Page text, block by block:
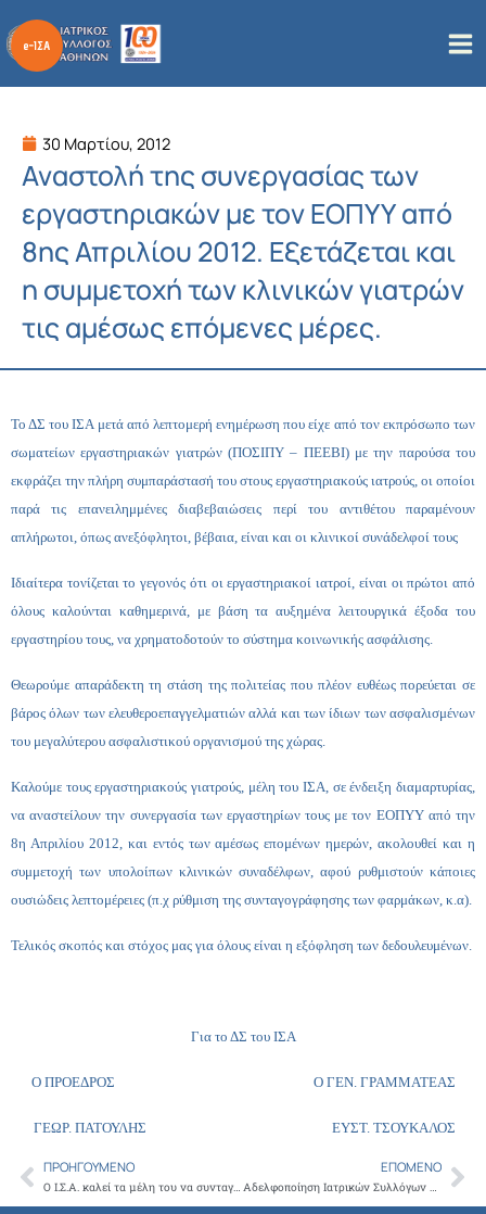
στο
περιεχόμενο
30 Μαρτίου, 2012
Αναστολή της συνεργασίας των
εργαστηριακών με τον ΕΟΠΥΥ από
8ης Απριλίου 2012. Εξετάζεται και
η συμμετοχή των κλινικών γιατρών
τις αμέσως επόμενες μέρες.
Το ΔΣ του ΙΣΑ μετά από λεπτομερή ενημέρωση που είχε από τον εκπρόσωπο των
σωματείων εργαστηριακών γιατρών (ΠΟΣΙΠΥ – ΠΕΕΒΙ) με την παρούσατου
εκφράζει την πλήρη συμπαράστασή του στους εργαστηριακούς ιατρούς, οι οποίοι
παρά τις επανειλημμένες διαβεβαιώσεις περί του αντιθέτου παραμένουν
απλήρωτοι, όπως ανεξόφλητοι, βέβαια, είναι και οι κλινικοί συνάδελφοί τους
Ιδιαίτερα τονίζεται το γεγονός ότι οι εργαστηριακοί ιατροί, είναι οι πρώτοι από
όλους καλούνται καθημερινά, με βάση τα αυξημένα λειτουργικά έξοδα του
εργαστηρίου τους, να χρηματοδοτούν το σύστημα κοινωνικής ασφάλισης.
Θεωρούμε απαράδεκτη τη στάση της πολιτείας που πλέον ευθέως πορεύεται σε
βάρος όλων των ελευθεροεπαγγελματιών αλλά και των ίδιων των ασφαλισμένων
του μεγαλύτερου ασφαλιστικού οργανισμού της χώρας.
Καλούμε τους εργαστηριακούς γιατρούς, μέλη του ΙΣΑ, σε ένδειξη διαμαρτυρίας,
να αναστείλουν την συνεργασία των εργαστηρίων τους με τον ΕΟΠΥΥαπό την
8η Απριλίου 2012, και εντός των αμέσως επομένων ημερών, ακολουθεί και η
συμμετοχή των υπολοίπων κλινικών συναδέλφων, αφού ρυθμιστούν κάποιες
ουσιώδεις λεπτομέρειες (π.χ ρύθμιση της συνταγογράφησης των φαρμάκων, κ.α).
Τελικός σκοπός και στόχος μας για όλους είναι η εξόφληση των δεδουλευμένων.
Για το ΔΣ του ΙΣΑ
Ο ΠΡΟΕΔΡΟΣ Ο ΓΕΝ. ΓΡΑΜΜΑΤΕΑΣ
ΓΕΩΡ. ΠΑΤΟΥΛΗΣ ΕΥΣΤ. ΤΣΟΥΚΑΛΟΣ
Prev
ΠΡΟΗΓΟΎΜΕΝΟ
Ο Ι.Σ.Α. καλεί τα μέλη του να συνταγογραφούν βάσει οδηγιών
ΕΠΌΜΕΝΟ
Αδελφοποίηση Ιατρικών Συλλόγων Αθηνών και Βερολίνου: ουσιαστικός διάλογος για τα υγειονομικά Συστήματα των δύο χωρών